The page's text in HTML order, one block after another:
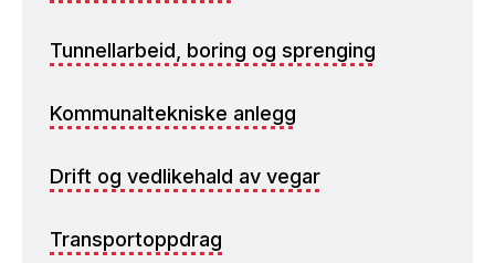
Tunnellarbeid, boring og sprenging
Kommunaltekniske anlegg
Drift og vedlikehald av vegar
Transportoppdrag